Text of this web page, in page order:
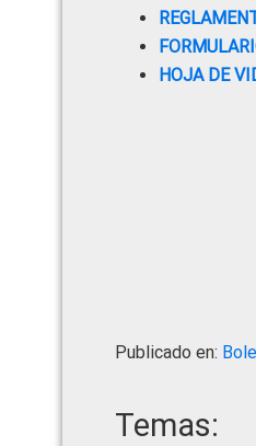
HOJA DE
Publicado en:
Temas: